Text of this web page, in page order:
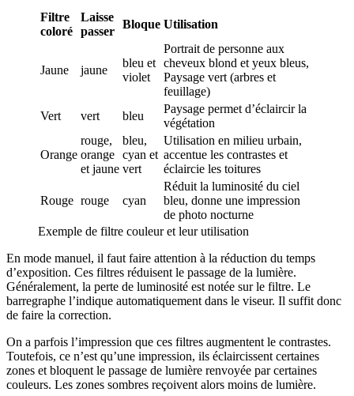
Filtre
coloré
Laisse
passer
Bloque Utilisation
Jaune jaune
bleu et
violet
Portrait de personne aux
cheveux blond et yeux bleus,
Paysage vert (arbres et
feuillage)
Vert
vert bleu
Paysage permet d’éclaircir la
végétation
Orange
rouge,
orange
et jaune
bleu,
cyan et
vert
Utilisation en milieu urbain,
accentue les contrastes et
éclaircie les toitures
Rouge rouge cyan
Réduit la luminosité du ciel
bleu, donne une impression
de photo nocturne
Exemple de filtre couleur et leur utilisation
En mode manuel, il faut faire attention à la réduction du temps
d’exposition. Ces filtres réduisent le passage de la lumière.
Généralement, la perte de luminosité est notée sur le filtre. Le
barregraphe l’indique automatiquement dans le viseur. Il suffit donc
de faire la correction.
On a parfois l’impression que ces filtres augmentent le contrastes.
Toutefois, ce n’est qu’une impression, ils éclaircissent certaines
zones et bloquent le passage de lumière renvoyée par certaines
couleurs. Les zones sombres reçoivent alors moins de lumière.